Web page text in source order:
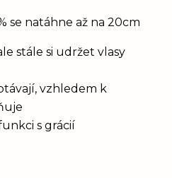
se natáhne až na 20cm
stále si udržet vlasy
vzhledem k
s grácií